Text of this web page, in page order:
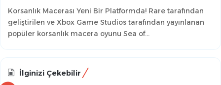
Korsanlık Macerası Yeni Bir Platformda! Rare tarafından
geliştirilen ve Xbox Game Studios tarafından yayınlanan
popüler korsanlık macera oyunu Sea of…
İlginizi Çekebilir